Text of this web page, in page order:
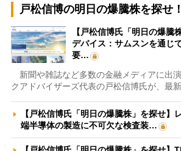
戸松信博の明日の爆騰株を探せ！
【戸松信博氏「明日の爆騰
デバイス：サムスンを通じ
要…
新聞や雑誌など多数の金融メディアに出
クアドバイザーズ代表の戸松信博氏が、最
【戸松信博氏「明日の爆騰株」を探せ】
端半導体の製造に不可欠な検査装…